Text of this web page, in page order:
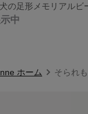
中
ホーム そられ